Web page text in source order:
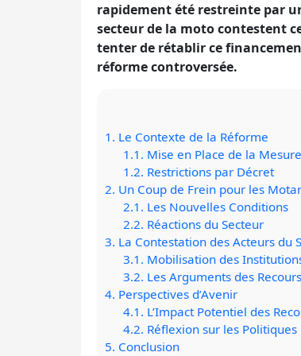
rapidement été restreinte par
secteur de la moto contestent
tenter de rétablir ce
réforme controversée.
1. Le Contexte de la Réforme
1.1. Mise en Place de la Mesure
1.2. Restrictions par Décret
2. Un Coup de Frein pour les
2.1. Les Nouvelles Conditions
2.2. Réactions du Secteur
3. La Contestation des Acteurs du
3.1. Mobilisation des
3.2. Les Arguments des Recours
4. Perspectives d’Avenir
4.1. L’Impact Potentiel des
4.2. Réflexion sur les
5. Conclusion